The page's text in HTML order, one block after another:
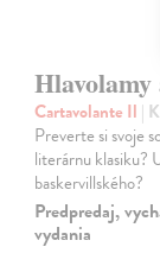
Cartavolante Il |
Preverte si svoje
literárnu klasiku?
baskervillského?
Predpredaj,
vydania